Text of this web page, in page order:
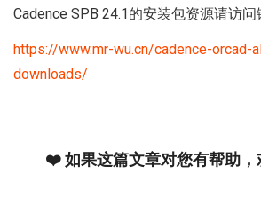
Cadence SPB 24.1的安装包资源请访问
https://www.mr-wu.cn/cadence-orcad-
downloads/
❤️ 如果这篇文章对您有帮助，